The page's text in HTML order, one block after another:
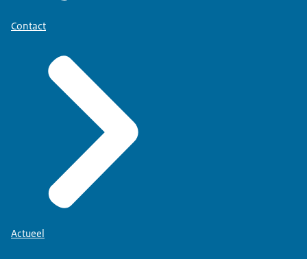
Contact
Actueel